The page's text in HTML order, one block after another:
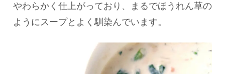
やわらかく仕上がっており、まるでほうれん草の
ようにスープとよく馴染んでいます。